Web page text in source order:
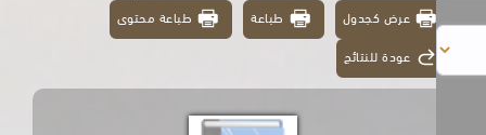
عرض كجدول طباعة طباعة محتوى
عودة للنتائج